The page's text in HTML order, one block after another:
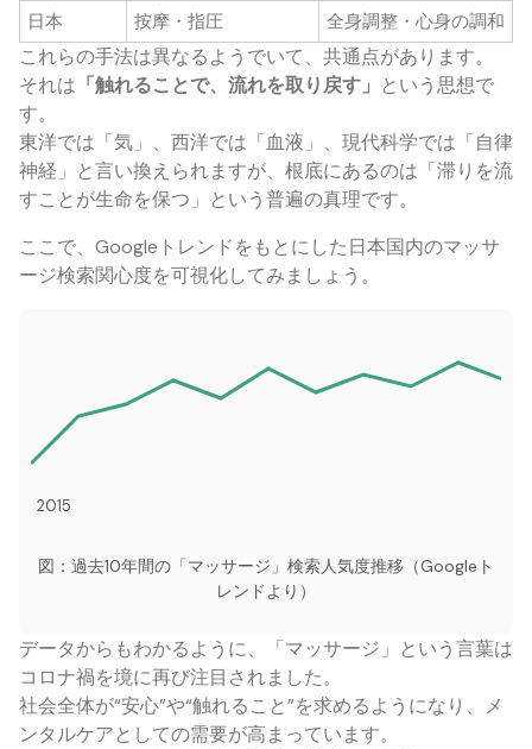
日本 按摩・指圧 全身調整・心身の調和
これらの手法は異なるようでいて、共通点があります。
それは 「触れることで、流れを取り戻す」 という思想で
す。
東洋では「気」、西洋では「血液」、現代科学では「自律
神経」と言い換えられますが、根底にあるのは「滞りを流
すことが生命を保つ」という普遍の真理です。
ここで、Googleトレンドをもとにした日本国内のマッサ
ージ検索関心度を可視化してみましょう。
2015
図：過去10年間の「マッサージ」検索人気度推移（Googleト
レンドより）
データからもわかるように、「マッサージ」という言葉は
コロナ禍を境に再び注目されました。
社会全体が“安心”や“触れること”を求めるようになり、メ
ンタルケアとしての需要が高まっています。